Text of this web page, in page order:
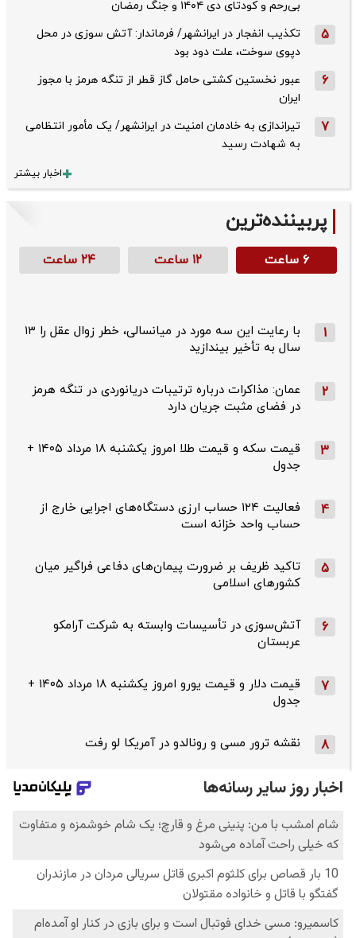
بی‌رحم و کودتای دی‌ ۱۴۰۴ و جنگ رمضان
5
تکذیب ‌انفجار در ایرانشهر/ فرماندار: آتش سوزی در محل
دپوی سوخت، علت دود بود
6
عبور نخستین کشتی حامل گاز قطر از تنگه هرمز با مجوز
ایران
7
تیراندازی به خادمان امنیت در ایرانشهر/ یک مأمور انتظامی
به شهادت رسید
اخبار بیشتر
پربیننده‌ترین
۶ ساعت ۱۲ ساعت ۲۴ ساعت
1
با رعایت این سه مورد در میانسالی، خطر زوال عقل را ۱۳
سال به تأخیر بیندازید
2
عمان: مذاکرات درباره ترتیبات دریانوردی در تنگه هرمز
در فضای مثبت جریان دارد
3
قیمت سکه و قیمت طلا امروز یکشنبه ۱۸ مرداد ۱۴۰۵ +
جدول
4
فعالیت ۱۲۴ حساب ارزی دستگاه‌های اجرایی خارج از
حساب واحد خزانه است
5
تاکید ظریف بر ضرورت پیمان‌های دفاعی فراگیر میان
کشورهای اسلامی
6
آتش‌سوزی در تأسیسات وابسته به شرکت آرامکو
عربستان
7
قیمت دلار و قیمت یورو امروز یکشنبه ۱۸ مرداد ۱۴۰۵ +
جدول
8 نقشه ترور مسی و رونالدو در آمریکا لو رفت